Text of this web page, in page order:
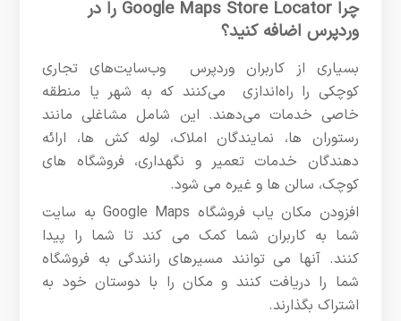
چرا Google Maps Store Locator را در
وردپرس اضافه کنید؟
بسیاری از کاربران وردپرس وب‌سایت‌های تجاری
کوچکی را راه‌اندازی می‌کنند که به شهر یا منطقه
خاصی خدمات می‌دهند. این شامل مشاغلی مانند
رستوران ها، نمایندگان املاک، لوله کش ها، ارائه
دهندگان خدمات تعمیر و نگهداری، فروشگاه های
کوچک، سالن ها و غیره می شود.
افزودن مکان یاب فروشگاه Google Maps به سایت
شما به کاربران شما کمک می کند تا شما را پیدا
کنند. آنها می توانند مسیرهای رانندگی به فروشگاه
شما را دریافت کنند و مکان را با دوستان خود به
اشتراک بگذارند.